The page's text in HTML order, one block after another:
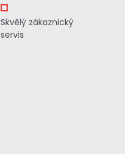
Skvělý zákaznický
servis